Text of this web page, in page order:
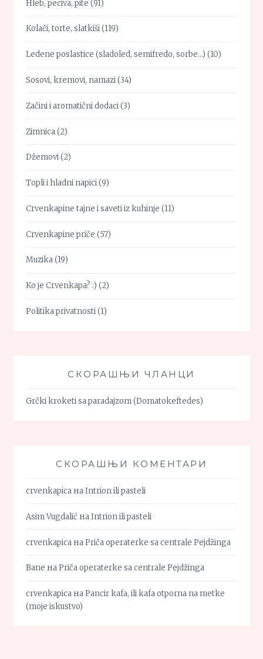
Hleb, peciva, pite (91)
Kolači, torte, slatkiši(119)
Ledene poslastice (sladoled, semifredo, sorbe…) (10)
Sosovi, kremovi, namazi(34)
Začini i aromatični dodaci(3)
Zimnica(2)
Džemovi(2)
Topli i hladni napici(9)
Crvenkapine tajne i saveti iz kuhinje (11)
Crvenkapine priče (57)
Muzika(19)
Ko je Crvenkapa? :) (2)
Politika privatnosti(1)
СКОРАШЊИ ЧЛАНЦИ
Grčki kroketi sa paradajzom (Domatokeftedes)
СКОРАШЊИ КОМЕНТАРИ
crvenkapica наIntrion ili pasteli
Asim Vugdalić наIntrion ili pasteli
crvenkapica наPriča operaterke sa centrale Pejdžinga
Bane наPriča operaterke sa centrale Pejdžinga
crvenkapica наPancir kafa, ili kafa otporna na metke
(moje iskustvo)